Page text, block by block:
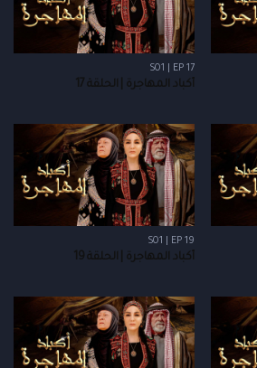
S01 | EP 17
أكباد المهاجرة | الحلقة 17
S01 | EP 19
أكباد المهاجرة | الحلقة 19